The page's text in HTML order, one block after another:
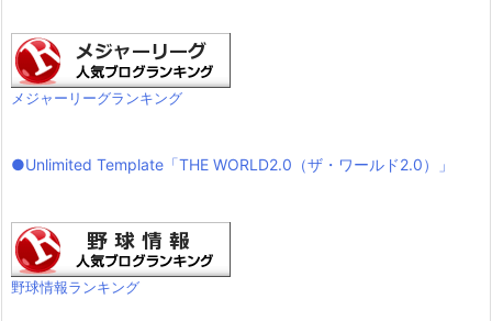
メジャーリーグランキング
●Unlimited Template「THE WORLD2.0（ザ・ワールド2.0）」
野球情報ランキング